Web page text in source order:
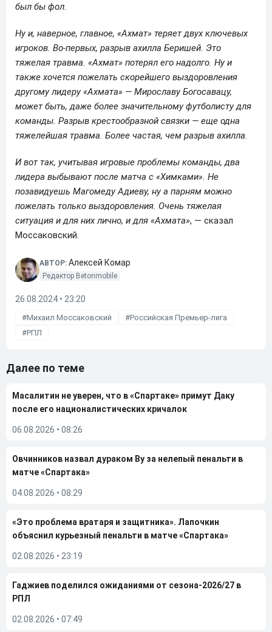
был бы фол.
Ну и, наверное, главное, «Ахмат» теряет двух ключевых
игроков. Во-первых, разрыв ахилла Беришей. Это
тяжелая травма. «Ахмат» потерял его надолго. Ну и
также хочется пожелать скорейшего выздоровления
другому лидеру «Ахмата» — Мирославу Богосавацу,
может быть, даже более значительному футболисту для
команды. Разрыв крестообразной связки — еще одна
тяжелейшая травма. Более частая, чем разрыв ахилла.
И вот так, учитывая игровые проблемы команды, два
лидера выбывают после матча с «Химками». Не
позавидуешь Магомеду Адиеву, ну а парням можно
пожелать только выздоровления. Очень тяжелая
ситуация и для них лично, и для «Ахмата», — сказал
Моссаковский.
АВТОР: Алексей Комар
Редактор Betonmobile
26.08.2024 • 23:20
Михаил Моссаковский
Российская Премьер-лига
РПЛ
Далее по теме
Масалитин не уверен, что в «Спартаке» примут Даку
после его националистических кричалок
06.08.2026 • 08:26
Овчинников назвал дураком Ву за нелепый пенальти в
матче «Спартака»
04.08.2026 • 08:29
«Это проблема вратаря и защитника». Лапочкин
объяснил курьезный пенальти в матче «Спартака»
02.08.2026 • 23:19
Гаджиев поделился ожиданиями от сезона-2026/27 в
РПЛ
02.08.2026 • 07:49